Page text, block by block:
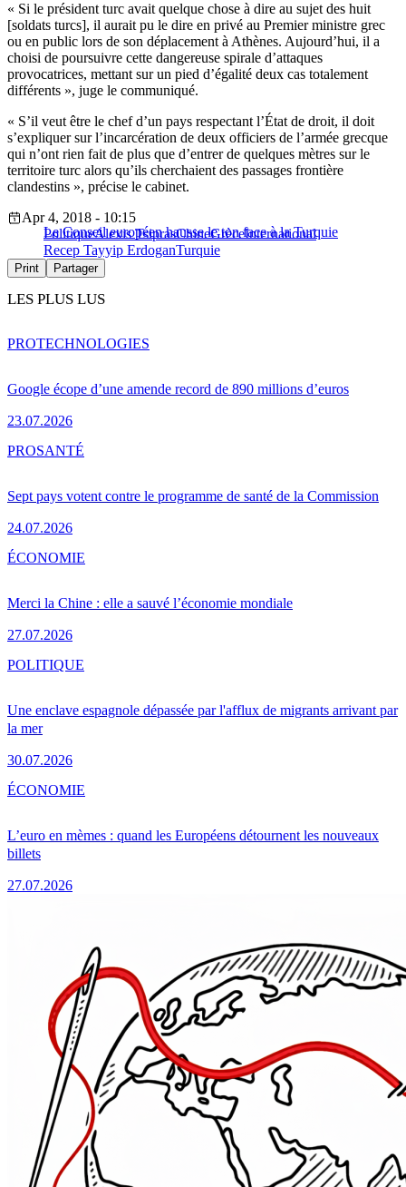
« Si le président turc avait quelque chose à dire au sujet des huit
[soldats turcs], il aurait pu le dire en privé au Premier ministre grec
ou en public lors de son déplacement à Athènes. Aujourd’hui, il a
choisi de poursuivre cette dangereuse spirale d’attaques
provocatrices, mettant sur un pied d’égalité deux cas totalement
différents », juge le communiqué.
« S’il veut être le chef d’un pays respectant l’État de droit, il doit
s’expliquer sur l’incarcération de deux officiers de l’armée grecque
qui n’ont rien fait de plus que d’entrer de quelques mètres sur le
territoire turc alors qu’ils cherchaient des passages frontière
clandestins », précise le cabinet.
Le Conseil européen hausse le ton face à la Turquie
Apr 4, 2018 - 10:15
PolitiqueAlexis TsiprasChineGrèceInternational
Recep Tayyip ErdoganTurquie
Print Partager
LES PLUS LUS
Google écope d’une amende record de 890 millions d’euros
23.07.2026
PROTECHNOLOGIES
Sept pays votent contre le programme de santé de la Commission
24.07.2026
PROSANTÉ
Merci la Chine : elle a sauvé l’économie mondiale
27.07.2026
ÉCONOMIE
Une enclave espagnole dépassée par l'afflux de migrants arrivant par
la mer
30.07.2026
POLITIQUE
L’euro en mèmes : quand les Européens détournent les nouveaux
billets
27.07.2026
ÉCONOMIE